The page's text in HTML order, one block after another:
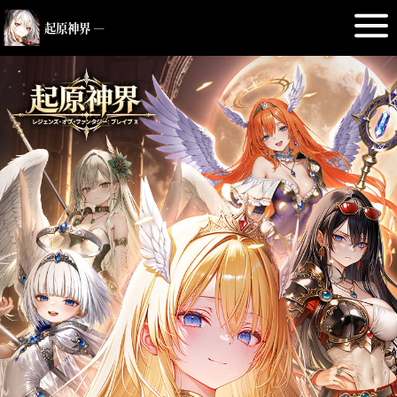
起原神界 ―